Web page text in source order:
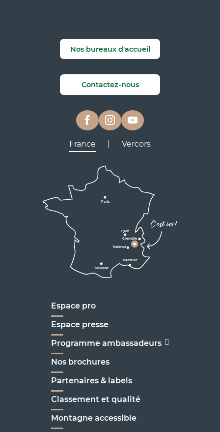
Nos bureaux d'accueil
Contactez-nous
France Vercors
C'est ici !
Paris
Toulouse
Marseille
Lyon
Valence
Grenoble
D1075
D531
Valence
Lyon
Marseille
Espace pro
Espace presse
Programme ambassadeurs
Nos brochures
Partenaires & labels
Classement et qualité
Montagne accessible